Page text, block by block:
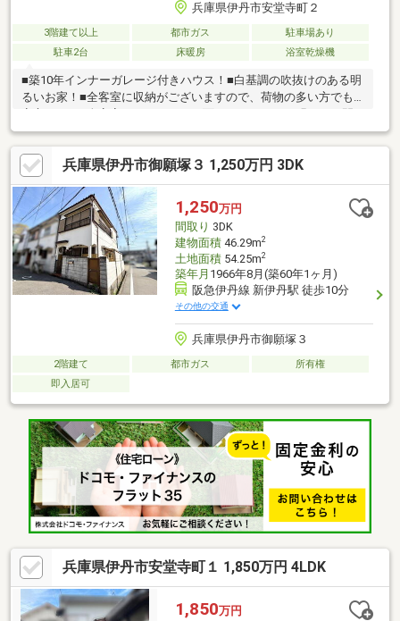
兵庫県伊丹市安堂寺町２
3階建て以上 都市ガス
駐車場あり
駐車2台
床暖房 浴室乾燥機
■築10年インナーガレージ付きハウス！■白基調の吹抜けのある明
るいお家！■全客室に収納がございますので、荷物の多い方でも
放的な空間で快適にお過ごしいただけます！■納戸も付いてお
り、生活感を隠すことができます！■床暖房がございますので、
寒い冬でも足を冷やすことなく快適に過ごせます！～設備～床暖
房・ペアガラス・電動シャッター・ガラス張りインナーガレッ
ジ・オートバス・追炊き機能・浴室乾燥機・温水洗浄便座・トイ
レ2カ所・浴室に窓有・3口コンロ・食器洗浄乾燥機・モニター付
きインターホン・ディンブルキー・電動シャッター
兵庫県伊丹市御願塚３ 1,250万円 3DK
1,250万円
間取り 3DK
建物面積46.29m2
土地面積54.25m2
築年月 1966年8月(築60年1ヶ月)
阪急伊丹線 新伊丹駅 徒歩10分
その他の交通
兵庫県伊丹市御願塚３
2階建て 都市ガス
所有権
即入居可
兵庫県伊丹市安堂寺町１ 1,850万円 4LDK
1,850万円